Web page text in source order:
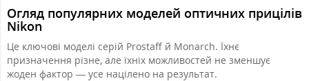
Огляд популярних моделей оптичних прицілів
Nikon
Це ключові моделі серій Prostaff й Monarch. Їхнє
призначення різне, але їхніх можливостей не зменшує
жоден фактор — усе націлено на результат.